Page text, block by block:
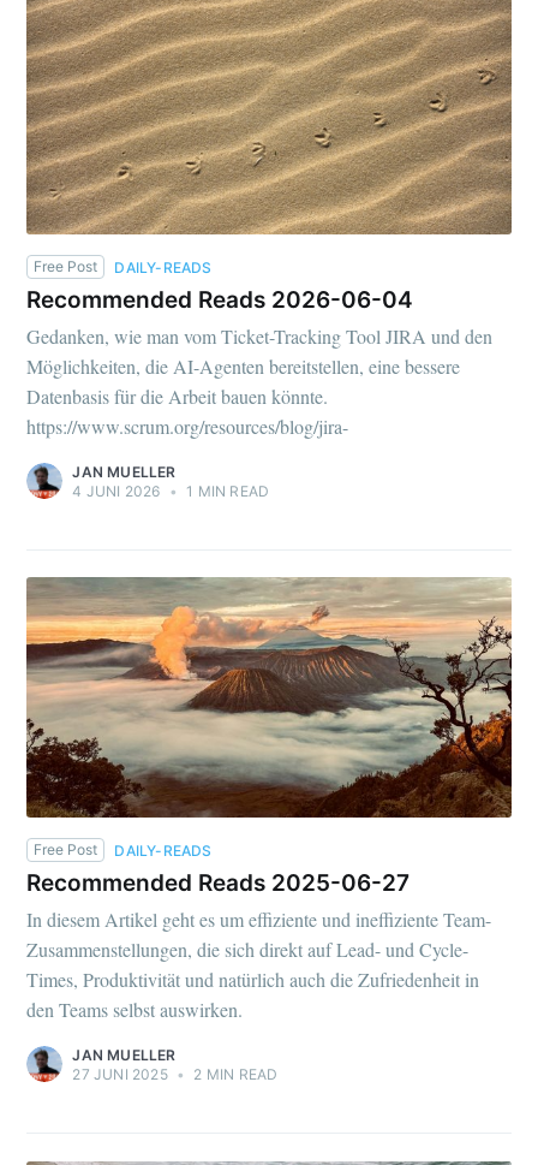
Free Post DAILY-READS
Recommended Reads 2026-06-04
Gedanken, wie man vom Ticket-Tracking Tool JIRA und den
Möglichkeiten, die AI-Agenten bereitstellen, eine bessere
Datenbasis für die Arbeit bauen könnte.
https://www.scrum.org/resources/blog/jira-
JAN MUELLER
4 JUNI 2026 • 1 MIN READ
Free Post DAILY-READS
Recommended Reads 2025-06-27
In diesem Artikel geht es um effiziente und ineffiziente Team-
Zusammenstellungen, die sich direkt auf Lead- und Cycle-
Times, Produktivität und natürlich auch die Zufriedenheit in
den Teams selbst auswirken.
JAN MUELLER
27 JUNI 2025 • 2 MIN READ